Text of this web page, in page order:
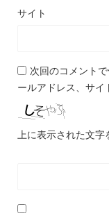
サイト
次回のコメント
ールアドレス、サイ
上に表示された文字